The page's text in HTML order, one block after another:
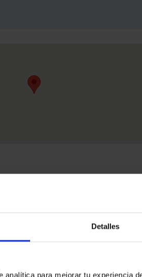
Detalles
analítica para mejorar tu experiencia